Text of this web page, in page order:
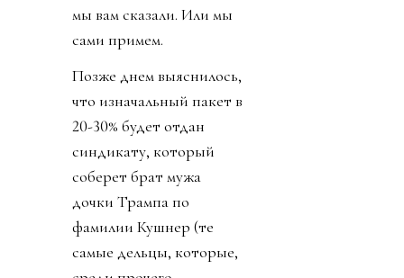
мы вам сказали. Или мы
сами примем.
Позже днем выяснилось,
что изначальный пакет в
20-30% будет отдан
синдикату, который
соберет брат мужа
дочки Трампа по
фамилии Кушнер (те
самые дельцы, которые,